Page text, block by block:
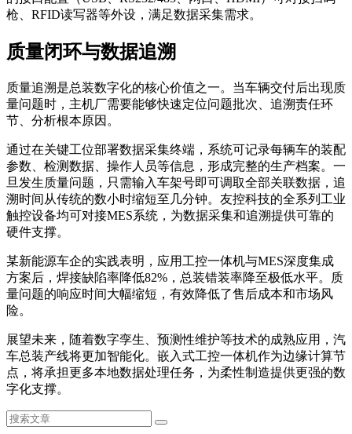
枪、RFID读写器等外设，满足数据采集需求。
质量闭环与数据追溯
质量追溯是总装数字化的核心价值之一。当车辆交付后出现质
量问题时，主机厂需要能够快速定位问题批次、追溯责任环
节、分析根本原因。
通过在关键工位部署数据采集终端，系统可记录每辆车的装配
参数、检测数据、操作人员等信息，形成完整的生产档案。一
旦发生质量问题，只需输入车架号即可调取全部关联数据，追
溯时间从传统的数小时缩短至几分钟。友控科技的全系列工业
触控设备均可对接MES系统，为数据采集和追溯提供可靠的
硬件支撑。
某新能源车企的实践表明，应用工控一体机与MES深度集成
方案后，焊接缺陷率降低82%，总装错装率降至极低水平。质
量问题的响应时间大幅缩短，有效降低了售后成本和市场风
险。
展望未来，随着数字孪生、预测性维护等技术的成熟应用，汽
车总装产线将更加智能化。嵌入式工控一体机作为边缘计算节
点，将承担更多本地数据处理任务，为柔性制造提供更强的数
字化支撑。